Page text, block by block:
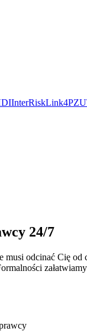
InterRiskLink4PZU
24/7
odcinać Cię